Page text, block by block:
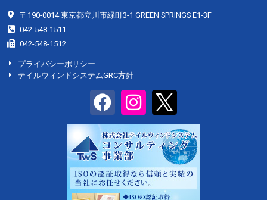
〒190-0014 東京都立川市緑町3-1 GREEN SPRINGS E1-3F
042-548-1511
042-548-1512
プライバシーポリシー
テイルウィンドシステムGRC方針